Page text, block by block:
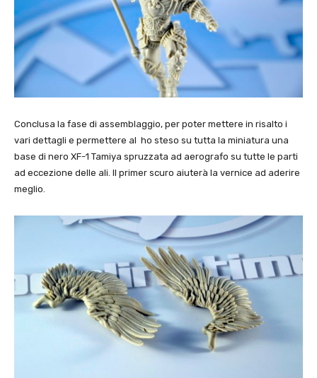
Conclusa la fase di assemblaggio, per poter mettere in risalto i
vari dettagli e permettere al ho steso su tutta la miniatura una
base di nero XF-1 Tamiya spruzzata ad aerografo su tutte le parti
ad eccezione delle ali. Il primer scuro aiuterà la vernice ad aderire
meglio.